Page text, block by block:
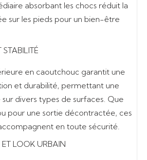
absorbant les chocs réduit la
sur les pieds pour un bien-être
en caoutchouc garantit une
et durabilité, permettant une
divers types de surfaces. Que
pour une sortie décontractée, ces
en toute sécurité.
LOOK URBAIN